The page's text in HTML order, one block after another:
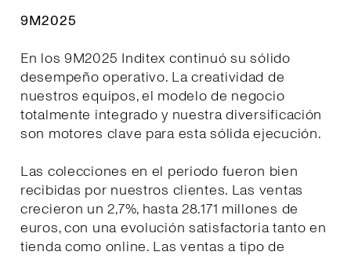
9M2025
En los 9M2025 Inditex continuó su sólido
desempeño operativo. La creatividad de
nuestros equipos, el modelo de negocio
totalmente integrado y nuestra diversificación
son motores clave para esta sólida ejecución.
Las colecciones en el periodo fueron bien
recibidas por nuestros clientes. Las ventas
crecieron un 2,7%, hasta 28.171 millones de
euros, con una evolución satisfactoria tanto en
tienda como online. Las ventas a tipo de